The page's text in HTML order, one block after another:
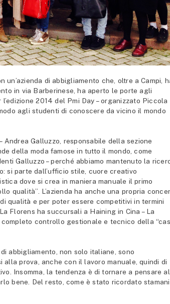
di abbigliamento che, oltre a Campi,
in via Barberinese, ha aperto le porte agli
2014 del Pmi Day – organizzato Piccola
agli studenti di conoscere da vicino il mondo
Galluzzo, responsabile della sezione
della moda famose in tutto il mondo, come
Galluzzo – perché abbiamo mantenuto la
si parte dall’ufficio stile, cuore creativo
dove si crea in maniera manuale il primo
qualità”. L’azienda ha anche una propria
qualità e per poter essere competitivi in termini
Florens ha succursali a Haining in Cina – La
completo controllo gestionale e tecnico della
abbigliamento, non solo italiane, sono
prova, anche con il lavoro manuale, quindi di
Insomma, la tendenza è di tornare a pensare al
bene. Del resto, come è stato ricordato